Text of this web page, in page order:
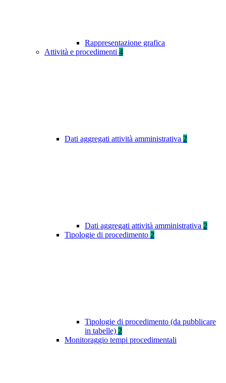
Rappresentazione grafica
Attività e procedimenti 4
Dati aggregati attività amministrativa 2
Dati aggregati attività amministrativa 2
Tipologie di procedimento 2
Tipologie di procedimento (da pubblicare
in tabelle) 2
Monitoraggio tempi procedimentali